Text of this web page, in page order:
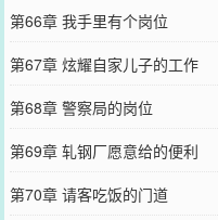
第66章 我手里有个岗位
第67章 炫耀自家儿子的工作
第68章 警察局的岗位
第69章 轧钢厂愿意给的便利
第70章 请客吃饭的门道